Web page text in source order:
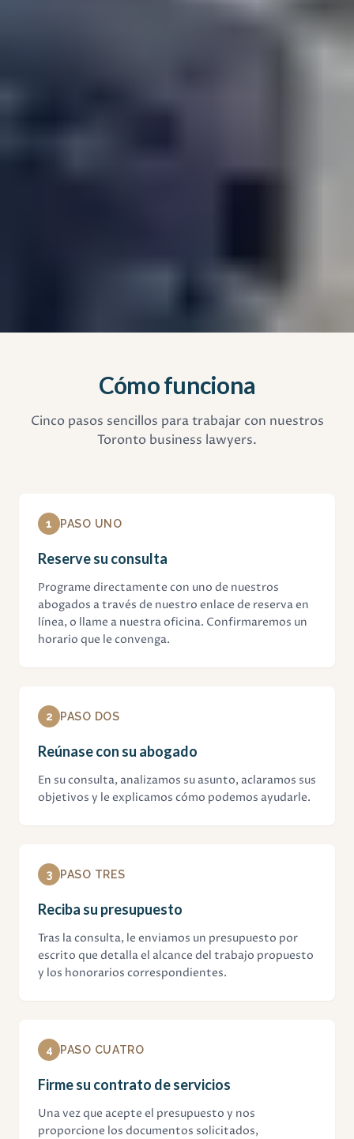
Cómo funciona
Cinco pasos sencillos para trabajar con nuestros
Toronto business lawyers.
1 PASO UNO
Reserve su consulta
Programe directamente con uno de nuestros
abogados a través de nuestro enlace de reserva en
línea, o llame a nuestra oficina. Confirmaremos un
horario que le convenga.
2 PASO DOS
Reúnase con su abogado
En su consulta, analizamos su asunto, aclaramos sus
objetivos y le explicamos cómo podemos ayudarle.
3 PASO TRES
Reciba su presupuesto
Tras la consulta, le enviamos un presupuesto por
escrito que detalla el alcance del trabajo propuesto
y los honorarios correspondientes.
4 PASO CUATRO
Firme su contrato de servicios
Una vez que acepte el presupuesto y nos
proporcione los documentos solicitados,